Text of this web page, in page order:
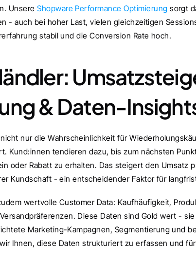
Unsere Shopware Performance Optimierung sorgt
- auch bei hoher Last, vielen gleichzeitigen
stabil und die Conversion Rate hoch.
& Daten-
nur die Wahrscheinlichkeit für
Kund:innen tendieren dazu, bis zum nächsten
oder Rabatt zu erhalten. Das steigert den Umsatz
Kundschaft - ein entscheidender Faktor für
wertvolle Customer Data: Kaufhäufigkeit,
Diese Daten sind Gold wert -
Marketing-Kampagnen, Segmentierung und
Ihnen, diese Daten strukturiert zu erfassen und